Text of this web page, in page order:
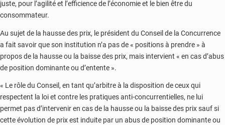
juste, pour l’agilité et l’efficience de l’économie et le bien être du
consommateur.
Au sujet de la hausse des prix, le président du Conseil de la Concurrence
a fait savoir que son institution n’a pas de « positions à prendre » à
propos de la hausse ou la baisse des prix, mais intervient « en cas d’abus
de position dominante ou d’entente ».
« Le rôle du Conseil, en tant qu’arbitre à la disposition de ceux qui
respectent la loi et contre les pratiques anti-concurrentielles, ne lui
permet pas d’intervenir en cas de la hausse ou la baisse des prix sauf si
cette évolution de prix est induite par un abus de position dominante ou